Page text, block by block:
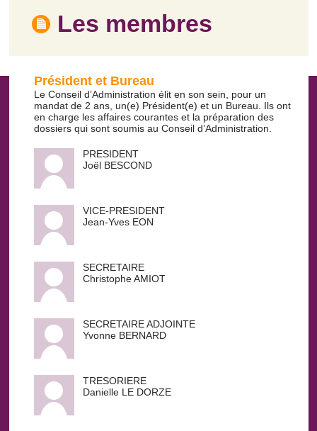
Les membres
Président et Bureau
Le Conseil d’Administration élit en son sein, pour un
mandat de 2 ans, un(e) Président(e) et un Bureau. Ils ont
en charge les affaires courantes et la préparation des
dossiers qui sont soumis au Conseil d’Administration.
PRESIDENT
Joël BESCOND
VICE-PRESIDENT
Jean-Yves EON
SECRETAIRE
Christophe AMIOT
SECRETAIRE ADJOINTE
Yvonne BERNARD
TRESORIERE
Danielle LE DORZE